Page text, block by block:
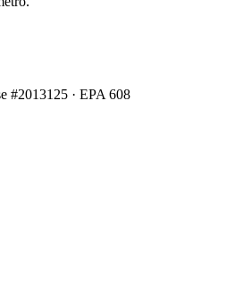
#2013125 · EPA 608